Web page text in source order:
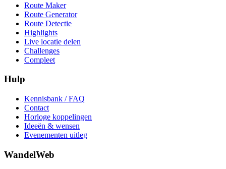
Route Maker
Route Generator
Route Detectie
Highlights
Live locatie delen
Challenges
Compleet
Hulp
Kennisbank / FAQ
Contact
Horloge koppelingen
Ideeën & wensen
Evenementen uitleg
WandelWeb